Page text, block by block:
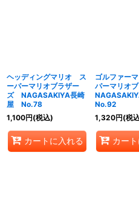
ヘッディングマリオ ス
ーパーマリオブラザー
ズ NAGASAKIYA長崎
屋 No.78
1,100円(税込)
カートに入れる
ゴルファー
パーマリオ
No.92
1,320円(税
カー